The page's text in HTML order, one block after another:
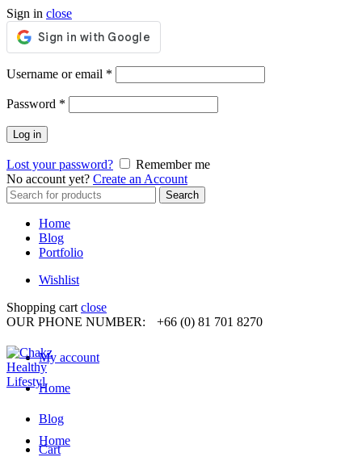
Sign in close
Username or email *
Password *
Log in
Lost your password?
Remember me
No account yet? Create an Account
Search
for:
Search
Home
Blog
Portfolio
Wishlist
Shopping cart close
OUR PHONE NUMBER:
+66 (0) 81 701 8270
My account
Home
Blog
Cart
Home